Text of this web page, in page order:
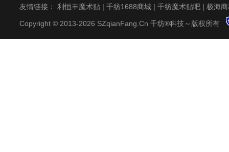
友情链接： 利恒丰魔术贴| 千纺1688商城| 千纺魔术贴吧| 极海
Copyright © 2013-2026 SZqianFang.Cn 千纺®科技～版权所有